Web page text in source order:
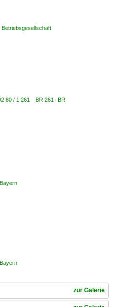
80 / 1 261 BR 261 · BR
zur Galerie